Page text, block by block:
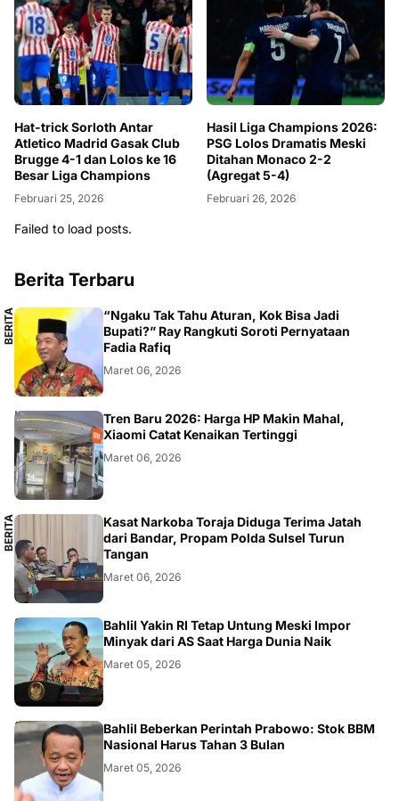
Hat-trick Sorloth Antar
Atletico Madrid Gasak Club
Brugge 4-1 dan Lolos ke 16
Besar Liga Champions
Februari 25, 2026
Hasil Liga Champions 2026:
PSG Lolos Dramatis Meski
Ditahan Monaco 2-2
(Agregat 5-4)
Februari 26, 2026
Failed to load posts.
Berita Terbaru
B
E
R
I
T
A
L
O
K
AL
“Ngaku Tak Tahu Aturan, Kok Bisa Jadi
Bupati?” Ray Rangkuti Soroti Pernyataan
Fadia Rafiq
Maret 06, 2026
SMARTPHONE
Tren Baru 2026: Harga HP Makin Mahal,
Xiaomi Catat Kenaikan Tertinggi
Maret 06, 2026
B
E
R
I
T
A
L
O
K
AL
Kasat Narkoba Toraja Diduga Terima Jatah
dari Bandar, Propam Polda Sulsel Turun
Tangan
Maret 06, 2026
BISNIS
Bahlil Yakin RI Tetap Untung Meski Impor
Minyak dari AS Saat Harga Dunia Naik
Maret 05, 2026
BISNIS
Bahlil Beberkan Perintah Prabowo: Stok BBM
Nasional Harus Tahan 3 Bulan
Maret 05, 2026